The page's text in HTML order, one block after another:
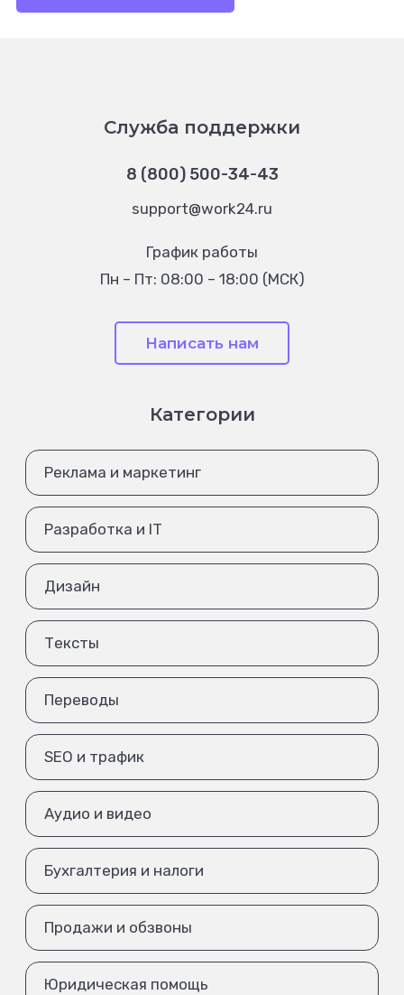
Служба поддержки
8 (800) 500-34-43
support@work24.ru
График работы
Пн – Пт: 08:00 – 18:00 (МСК)
Написать нам
Категории
Реклама и маркетинг
Разработка и IT
Дизайн
Тексты
Переводы
SEO и трафик
Аудио и видео
Бухгалтерия и налоги
Продажи и обзвоны
Юридическая помощь